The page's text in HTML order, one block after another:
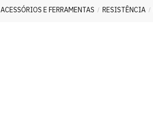
ACESSÓRIOS E FERRAMENTAS / RESISTÊNCIA /